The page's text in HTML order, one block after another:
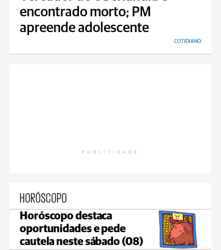
encontrado morto; PM
apreende adolescente
COTIDIANO
PUBLICIDADE
HORÓSCOPO
Horóscopo destaca
oportunidades e pede
cautela neste sábado (08)